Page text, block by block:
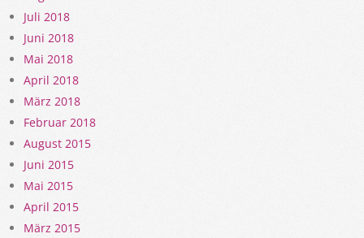
Juli 2018
Juni 2018
Mai 2018
April 2018
März 2018
Februar 2018
August 2015
Juni 2015
Mai 2015
April 2015
März 2015